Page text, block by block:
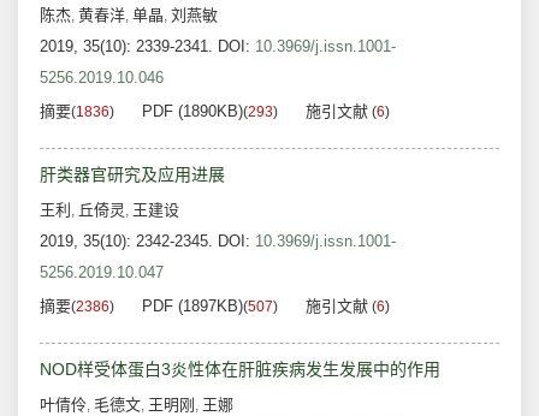
陈杰, 黄春洋, 单晶, 刘燕敏
2019, 35(10): 2339-2341. DOI: 10.3969/j.issn.1001-
5256.2019.10.046
摘要(1836) PDF (1890KB)(293) 施引文献 (6)
肝类器官研究及应用进展
王利 , 丘倚灵 , 王建设
2019, 35(10): 2342-2345. DOI: 10.3969/j.issn.1001-
5256.2019.10.047
摘要(2386) PDF (1897KB)(507) 施引文献 (6)
NOD样受体蛋白3炎性体在肝脏疾病发生发展中的作用
叶倩伶, 毛德文, 王明刚 , 王娜